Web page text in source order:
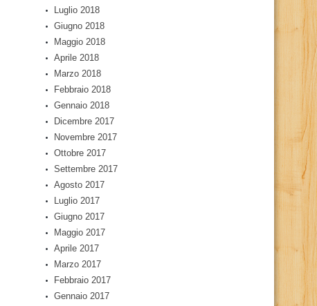
Luglio 2018
Giugno 2018
Maggio 2018
Aprile 2018
Marzo 2018
Febbraio 2018
Gennaio 2018
Dicembre 2017
Novembre 2017
Ottobre 2017
Settembre 2017
Agosto 2017
Luglio 2017
Giugno 2017
Maggio 2017
Aprile 2017
Marzo 2017
Febbraio 2017
Gennaio 2017